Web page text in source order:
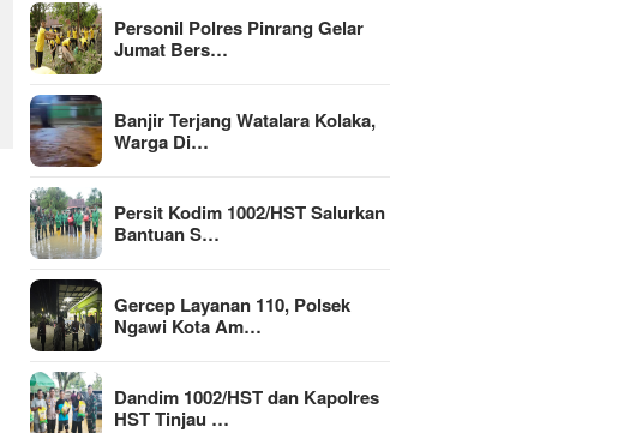
Personil Polres Pinrang Gelar
Jumat Bers…
Banjir Terjang Watalara Kolaka,
Warga Di…
Persit Kodim 1002/HST Salurkan
Bantuan S…
Gercep Layanan 110, Polsek
Ngawi Kota Am…
Dandim 1002/HST dan Kapolres
HST Tinjau …